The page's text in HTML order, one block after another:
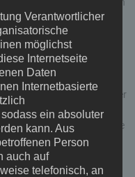
Interesses der
verarbeitet werden.
veröffentlichten
ausdrücklich angeforderter
hiermit widersprochen.
rechtliche Schritte
Werbeinformationen, etwa
Verantwortlicher
möglichst
Internetseite
Daten
Internetbasierte
ein absoluter
kann. Aus
Person
auch auf
telefonisch, an